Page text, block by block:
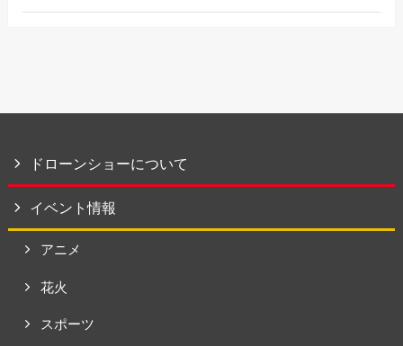
ドローンショーについて
イベント情報
アニメ
花火
スポーツ